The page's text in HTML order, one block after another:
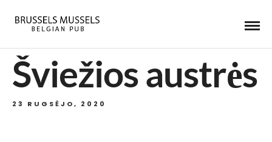
Šviežios austrės
23 RUGSĖJO, 2020